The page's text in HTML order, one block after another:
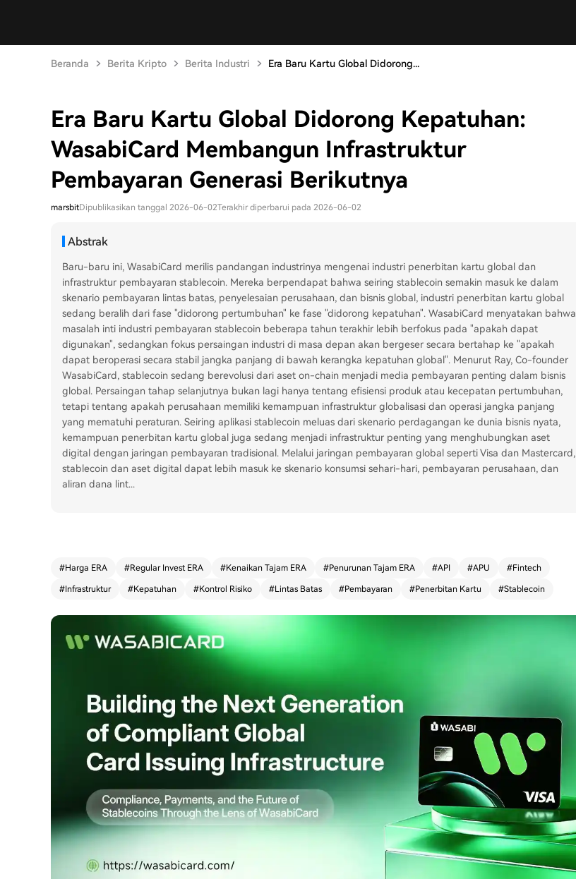
Beranda Berita Kripto Berita Industri Era Baru Kartu Global Didorong...
Era Baru Kartu Global Didorong Kepatuhan:
WasabiCard Membangun Infrastruktur
Pembayaran Generasi Berikutnya
marsbitDipublikasikan tanggal 2026-06-02Terakhir diperbarui pada 2026-06-02
Abstrak
Baru-baru ini, WasabiCard merilis pandangan industrinya mengenai industri penerbitan kartu global dan
infrastruktur pembayaran stablecoin. Mereka berpendapat bahwa seiring stablecoin semakin masuk ke dalam
skenario pembayaran lintas batas, penyelesaian perusahaan, dan bisnis global, industri penerbitan kartu global
sedang beralih dari fase "didorong pertumbuhan" ke fase "didorong kepatuhan". WasabiCard menyatakan bahwa
masalah inti industri pembayaran stablecoin beberapa tahun terakhir lebih berfokus pada "apakah dapat
digunakan", sedangkan fokus persaingan industri di masa depan akan bergeser secara bertahap ke "apakah
dapat beroperasi secara stabil jangka panjang di bawah kerangka kepatuhan global". Menurut Ray, Co-founder
WasabiCard, stablecoin sedang berevolusi dari aset on-chain menjadi media pembayaran penting dalam bisnis
global. Persaingan tahap selanjutnya bukan lagi hanya tentang efisiensi produk atau kecepatan pertumbuhan,
tetapi tentang apakah perusahaan memiliki kemampuan infrastruktur globalisasi dan operasi jangka panjang
yang mematuhi peraturan. Seiring aplikasi stablecoin meluas dari skenario perdagangan ke dunia bisnis nyata,
kemampuan penerbitan kartu global juga sedang menjadi infrastruktur penting yang menghubungkan aset
digital dengan jaringan pembayaran tradisional. Melalui jaringan pembayaran global seperti Visa dan Mastercard,
stablecoin dan aset digital dapat lebih masuk ke skenario konsumsi sehari-hari, pembayaran perusahaan, dan
aliran dana lint...
#Harga ERA #Regular Invest ERA #Kenaikan Tajam ERA #Penurunan Tajam ERA #API #APU #Fintech
#Infrastruktur #Kepatuhan #Kontrol Risiko #Lintas Batas #Pembayaran #Penerbitan Kartu #Stablecoin